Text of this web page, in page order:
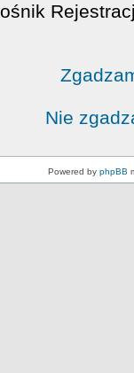
Nie
Powered by phpBB